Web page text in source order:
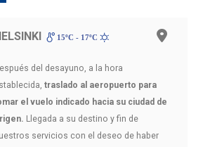
15ºC - 17ºC
del desayuno, a la hora
traslado al aeropuerto para
el vuelo indicado hacia su ciudad de
Llegada a su destino y fin de
servicios con el deseo de haber